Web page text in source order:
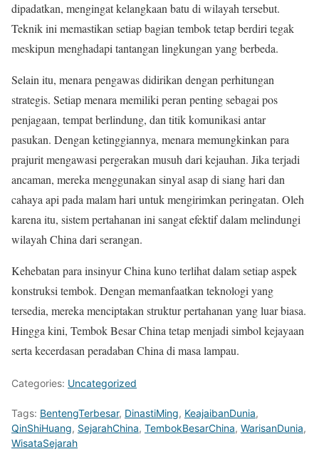
dipadatkan, mengingat kelangkaan batu di wilayah tersebut.
Teknik ini memastikan setiap bagian tembok tetap berdiri tegak
meskipun menghadapi tantangan lingkungan yang berbeda.
Selain itu, menara pengawas didirikan dengan perhitungan
strategis. Setiap menara memiliki peran penting sebagai pos
penjagaan, tempat berlindung, dan titik komunikasi antar
pasukan. Dengan ketinggiannya, menara memungkinkan para
prajurit mengawasi pergerakan musuh dari kejauhan. Jika terjadi
ancaman, mereka menggunakan sinyal asap di siang hari dan
cahaya api pada malam hari untuk mengirimkan peringatan. Oleh
karena itu, sistem pertahanan ini sangat efektif dalam melindungi
wilayah China dari serangan.
Kehebatan para insinyur China kuno terlihat dalam setiap aspek
konstruksi tembok. Dengan memanfaatkan teknologi yang
tersedia, mereka menciptakan struktur pertahanan yang luar biasa.
Hingga kini, Tembok Besar China tetap menjadi simbol kejayaan
serta kecerdasan peradaban China di masa lampau.
Categories: Uncategorized
Tags: BentengTerbesar, DinastiMing, KeajaibanDunia,
QinShiHuang, SejarahChina, TembokBesarChina, WarisanDunia,
WisataSejarah